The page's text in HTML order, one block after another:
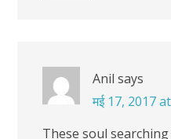
Anil says
मई 17, 2017 at
These soul